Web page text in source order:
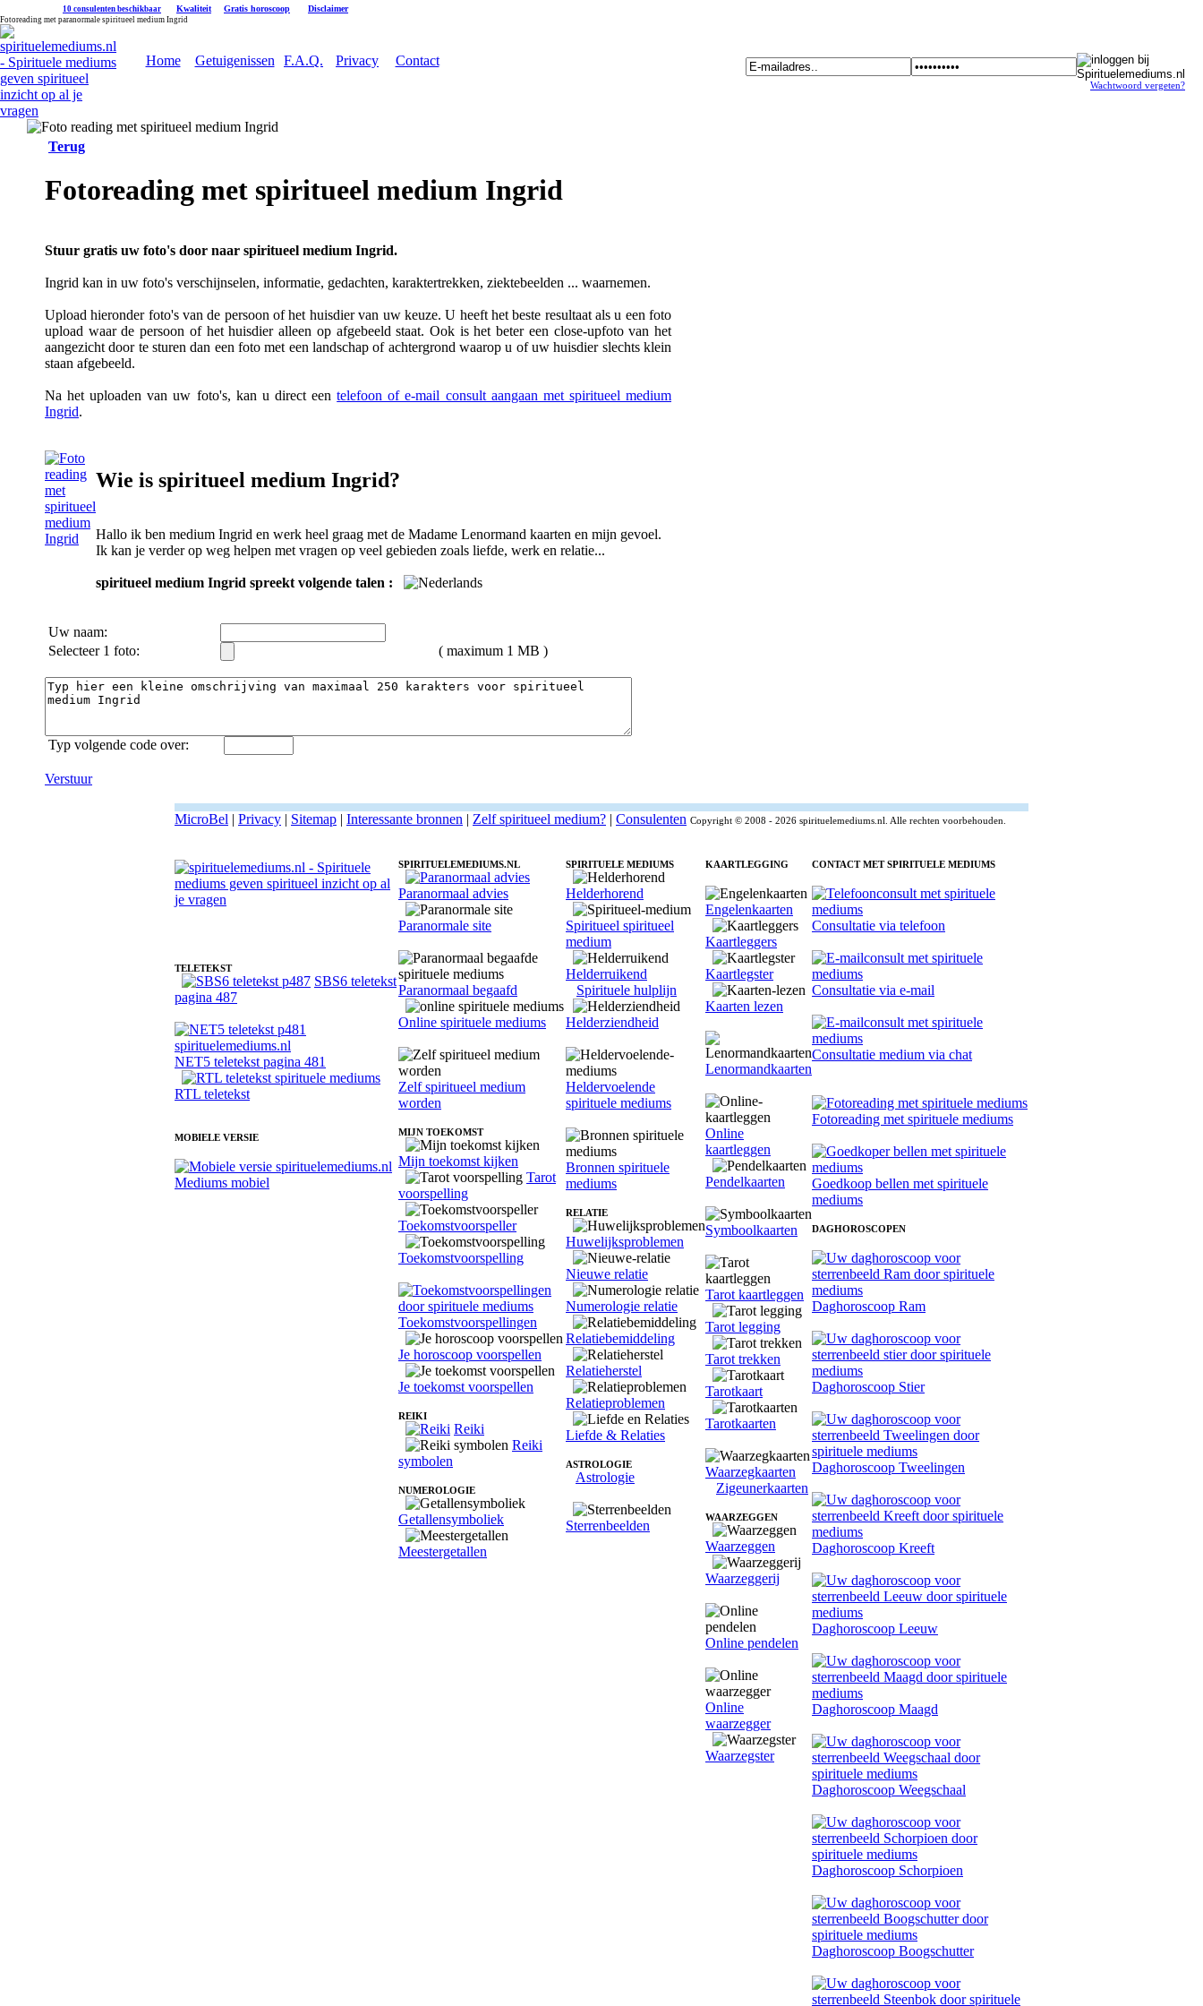
10 consulenten beschikbaar Kwaliteit Gratis horoscoop Disclaimer
Fotoreading met paranormale spiritueel medium Ingrid
Home Getuigenissen F.A.Q. Privacy Contact
Wachtwoord vergeten?
Terug
Fotoreading met spiritueel medium Ingrid
Stuur gratis uw foto's door naar spiritueel medium Ingrid.
Ingrid kan in uw foto's verschijnselen, informatie, gedachten, karaktertrekken, ziektebeelden ... waarnemen.
Upload hieronder foto's van de persoon of het huisdier van uw keuze. U heeft het beste resultaat als u een foto
upload waar de persoon of het huisdier alleen op afgebeeld staat. Ook is het beter een close-upfoto van het
aangezicht door te sturen dan een foto met een landschap of achtergrond waarop u of uw huisdier slechts klein
staan afgebeeld.
Na het uploaden van uw foto's, kan u direct eentelefoon of e-mail consult aangaan met spiritueel medium
Ingrid.
Wie is spiritueel medium Ingrid?
Hallo ik ben medium Ingrid en werk heel graag met de Madame Lenormand kaarten en mijn gevoel.
Ik kan je verder op weg helpen met vragen op veel gebieden zoals liefde, werk en relatie...
spiritueel medium Ingrid spreekt volgende talen :
Uw naam:
Selecteer 1 foto:
( maximum 1 MB )
Typ volgende code over:
Verstuur
MicroBel | Privacy | Sitemap | Interessante bronnen | Zelf spiritueel medium? | Consulenten Copyright © 2008 - 2026 spirituelemediums.nl. Alle rechten voorbehouden.
TELETEKST
SBS6 teletekst
pagina 487
NET5 teletekst pagina 481
RTL teletekst
MOBIELE VERSIE
Mediums mobiel
SPIRITUELEMEDIUMS.NL
Paranormaal advies
Paranormale site
Paranormaal begaafd
Online spirituele mediums
Zelf spiritueel medium
worden
MIJN TOEKOMST
Mijn toekomst kijken
Tarot
voorspelling
Toekomstvoorspeller
Toekomstvoorspelling
Toekomstvoorspellingen
Je horoscoop voorspellen
Je toekomst voorspellen
REIKI
Reiki
Reiki
symbolen
NUMEROLOGIE
Getallensymboliek
Meestergetallen
SPIRITUELE MEDIUMS
Helderhorend
Spiritueel spiritueel
medium
Helderruikend
Spirituele hulplijn
Helderziendheid
Heldervoelende
spirituele mediums
Bronnen spirituele
mediums
RELATIE
Huwelijksproblemen
Nieuwe relatie
Numerologie relatie
Relatiebemiddeling
Relatieherstel
Relatieproblemen
Liefde & Relaties
ASTROLOGIE
Astrologie
Sterrenbeelden
KAARTLEGGING
Engelenkaarten
Kaartleggers
Kaartlegster
Kaarten lezen
Lenormandkaarten
Online
kaartleggen
Pendelkaarten
Symboolkaarten
Tarot kaartleggen
Tarot legging
Tarot trekken
Tarotkaart
Tarotkaarten
Waarzegkaarten
Zigeunerkaarten
WAARZEGGEN
Waarzeggen
Waarzeggerij
Online pendelen
Online
waarzegger
Waarzegster
CONTACT MET SPIRITUELE MEDIUMS
Consultatie via telefoon
Consultatie via e-mail
Consultatie medium via chat
Fotoreading met spirituele mediums
Goedkoop bellen met spirituele
mediums
DAGHOROSCOPEN
Daghoroscoop Ram
Daghoroscoop Stier
Daghoroscoop Tweelingen
Daghoroscoop Kreeft
Daghoroscoop Leeuw
Daghoroscoop Maagd
Daghoroscoop Weegschaal
Daghoroscoop Schorpioen
Daghoroscoop Boogschutter